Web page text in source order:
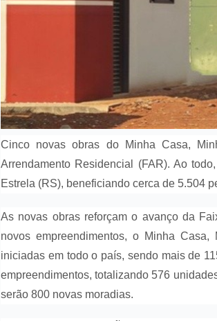
Cinco novas obras do Minha Casa,
Arrendamento Residencial (FAR). Ao
Estrela (RS), beneficiando cerca de 5.504
As novas obras reforçam o avanço da
novos empreendimentos, o Minha
iniciadas em todo o país, sendo mais de
empreendimentos, totalizando 576
serão 800 novas moradias.